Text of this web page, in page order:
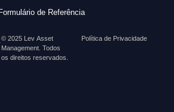
Formulário de Referência
© 2025 Lev Asset
Management. Todos
os direitos reservados.
Política de Privacidade